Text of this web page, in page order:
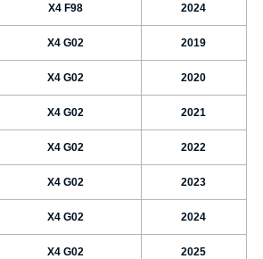
X4 F98 2024
X4 G02 2019
X4 G02 2020
X4 G02 2021
X4 G02 2022
X4 G02 2023
X4 G02 2024
X4 G02 2025